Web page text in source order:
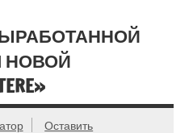
НОВОЙ
Оставить